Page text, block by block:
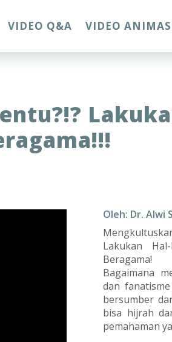
VIDEO Q&A VIDEO
Oleh: Dr. Alwi
Lakukan
Beragama!
Bagaimana
dan
bersumber
bisa hijrah
pemahaman